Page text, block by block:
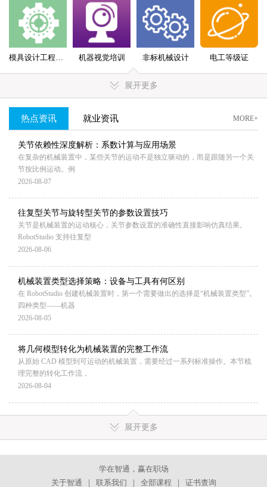
机器视觉培训 非标机械设计 电工等级证
展开更多
MORE+
热点资讯 就业资讯
关节依赖性深度解析：系数计算与应用场景
在复杂的机械装置中，某些关节的运动不是独立驱动的，而是跟随另一个关
节按比例运动。例
2026-08-07
往复型关节与旋转型关节的参数设置技巧
关节是机械装置的运动核心，关节参数设置的准确性直接影响仿真结果。
RobotStudio 支持往复型
2026-08-06
机械装置类型选择策略：设备与工具有何区别
在 RobotStudio 创建机械装置时，第一个需要做出的选择是“机械装置类型”。
四种类型——机器
2026-08-05
将几何模型转化为机械装置的完整工作流
从原始 CAD 模型到可运动的机械装置，需要经过一系列标准操作。本节梳
理完整的转化工作流，
2026-08-04
展开更多
学在智通，赢在职场
关于智通
｜ 联系我们 ｜ 全部课程 ｜ 证书查询